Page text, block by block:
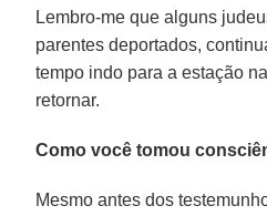
Lembro-me que alguns
parentes deportados,
tempo indo para a estação
retornar.
Como você tomou
Mesmo antes dos